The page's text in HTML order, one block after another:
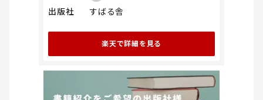
出版社
すばる舎
楽天で詳細を見る